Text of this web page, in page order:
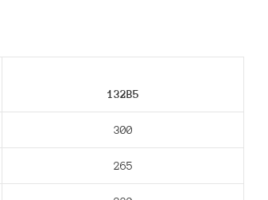
132В5
300
265